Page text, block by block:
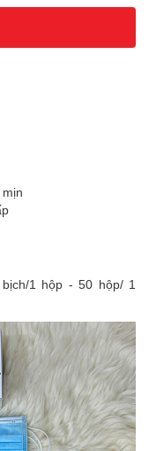
1 hộp - 50 hộp/ 1